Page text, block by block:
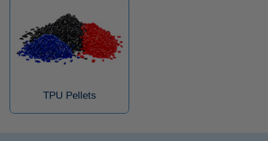
TPU Pellets